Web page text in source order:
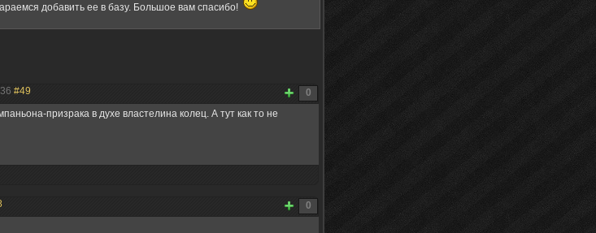
добавить ее в базу. Большое вам спасибо!
0
#49
призрака в духе властелина колец. А тут как то не
0